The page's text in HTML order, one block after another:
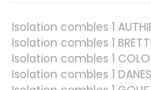
Isolation combles 1
Isolation combles 1
Isolation combles 1
Isolation combles 1